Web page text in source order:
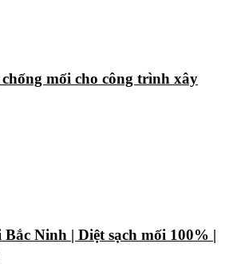
mối cho công trình xây
Ninh | Diệt sạch mối 100% |